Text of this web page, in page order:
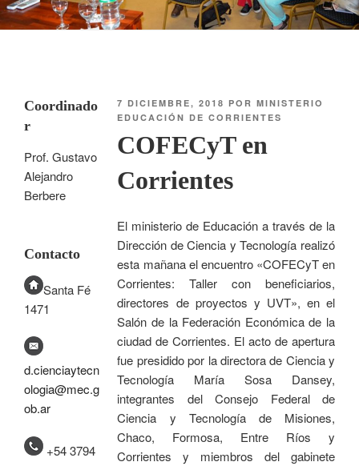
7 DICIEMBRE, 2018 PORMINISTERIO
EDUCACIÓN DE CORRIENTES
COFECyT en
Corrientes
El ministerio de Educación a través de la
Dirección de Ciencia y Tecnología realizó
esta mañana el encuentro «COFECyT en
Corrientes: Taller con beneficiarios,
directores de proyectos y UVT», en el
Salón de la Federación Económica de la
ciudad de Corrientes. El acto de apertura
fue presidido por la directora de Ciencia y
Tecnología María Sosa Dansey,
integrantes del Consejo Federal de
Ciencia y Tecnología de Misiones,
Chaco, Formosa, Entre Ríos y
Corrientes y miembros del gabinete
Coordinado
r
Prof. Gustavo
Alejandro
Berbere
Contacto
Santa Fé
1471
d.cienciaytecn
ologia@mec.g
ob.ar
+54 3794